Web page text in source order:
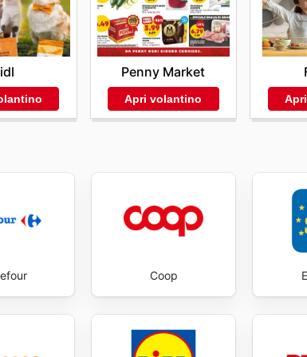
prodotti si riflette nella costante
offerte. Visit Gecop's website today to
Penny Market
Apri volantino
Coop